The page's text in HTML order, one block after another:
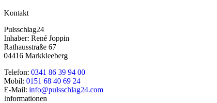
Kontakt
Pulsschlag24
Inhaber: René Joppin
Rathausstraße 67
04416 Markkleeberg
Telefon: 0341 86 39 94 00
Mobil: 0151 68 40 69 24
E-Mail: info@pulsschlag24.com
Informationen